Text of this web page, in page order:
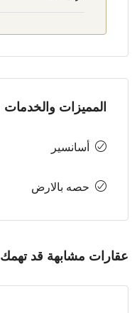
المميزات والخدمات
أسانسير
حصه بالارض
عقارات مشابهة قد تهمك